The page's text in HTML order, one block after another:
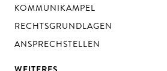
KOMMUNIKAMPEL
RECHTSGRUNDLAGEN
ANSPRECHSTELLEN